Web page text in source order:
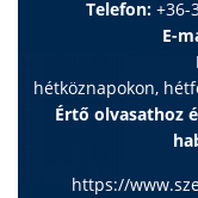
Telefon: +36-
E-
hétköznapokon,
Értő olvasathoz
https://